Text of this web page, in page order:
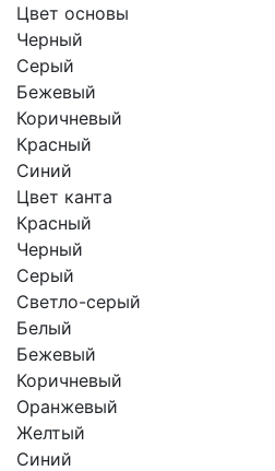
Цвет основы
Черный
Серый
Бежевый
Коричневый
Красный
Синий
Цвет канта
Красный
Черный
Серый
Светло-серый
Белый
Бежевый
Коричневый
Оранжевый
Желтый
Синий